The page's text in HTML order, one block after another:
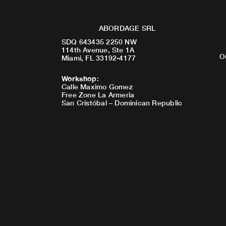
ABORDAGE SRL
SDQ 643435 2250 NW
114th Avenue, Ste 1A
Miami, FL 33192-4177
Workshop:
Calle Maximo Gomez
Free Zone La Armeria
San Cristóbal – Dominican Republic